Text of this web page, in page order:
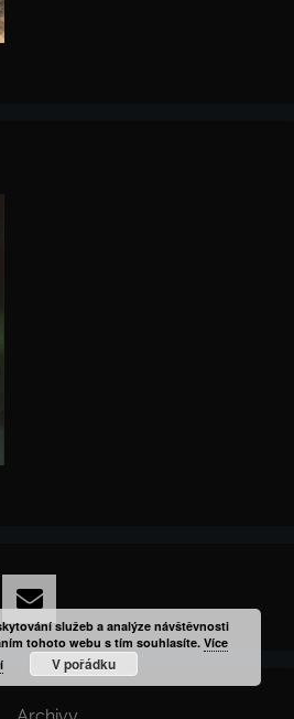
Email
služeb a analýze návštěvnosti
tohoto webu s tím souhlasíte.Více
V pořádku